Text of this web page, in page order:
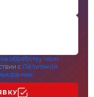
обработку моих
с Политикой
данных